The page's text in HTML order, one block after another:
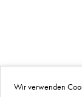
Wir verwenden